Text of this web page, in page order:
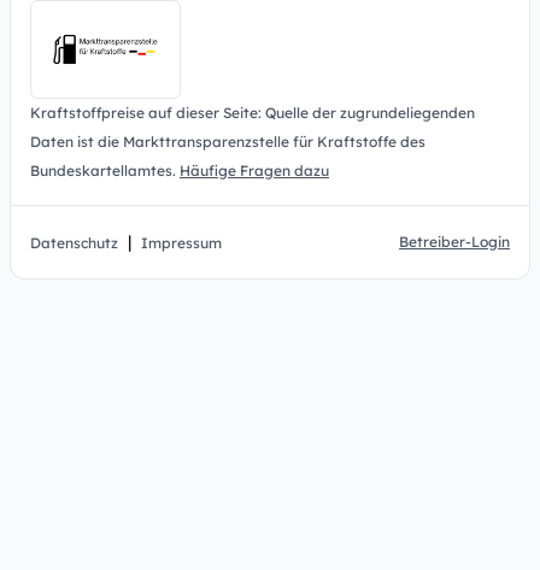
Kraftstoffpreise auf dieser Seite: Quelle der zugrundeliegenden
Daten ist die Markttransparenzstelle für Kraftstoffe des
Bundeskartellamtes. Häufige Fragen dazu
Datenschutz | Impressum Betreiber-Login